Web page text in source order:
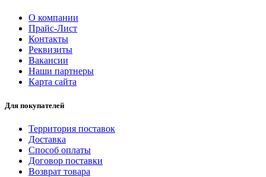
О компании
Прайс-Лист
Контакты
Реквизиты
Вакансии
Наши партнеры
Карта сайта
Для покупателей
Территория поставок
Доставка
Способ оплаты
Договор поставки
Возврат товара